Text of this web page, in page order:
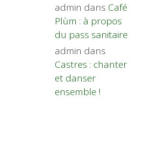
admin dans Café
Plùm : à propos
du pass sanitaire
admin dans
Castres : chanter
et danser
ensemble !